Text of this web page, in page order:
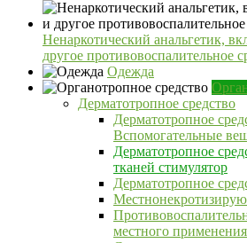
Ненаркотический анальгетик,
другое противовоспалительное
Одежда
Дерматотропное средство
Дерматотропное
Вспомогательные
Дерматотропное
тканей стимулятор
Дерматотропное
местного